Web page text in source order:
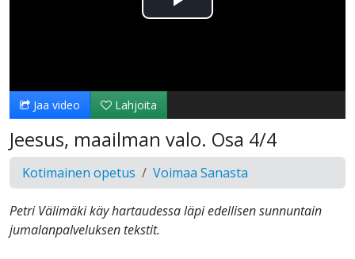
Toista
Jaa video Lahjoita
Jeesus, maailman valo. Osa 4/4
Kotimainen opetus Voimaa Sanasta
Petri Välimäki käy hartaudessa läpi edellisen sunnuntain
jumalanpalveluksen tekstit.